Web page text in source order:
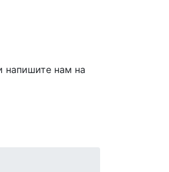
напишите нам на